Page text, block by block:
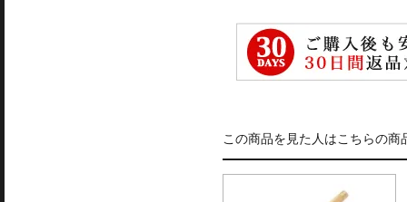
この商品を見た人はこちらの商